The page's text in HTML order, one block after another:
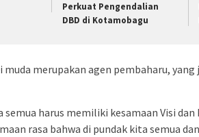
Perkuat Pengendalian
DBD di Kotamobagu
muda merupakan agen pembaharu,
harus memiliki kesamaan Visi
rasa bahwa di pundak kita semua